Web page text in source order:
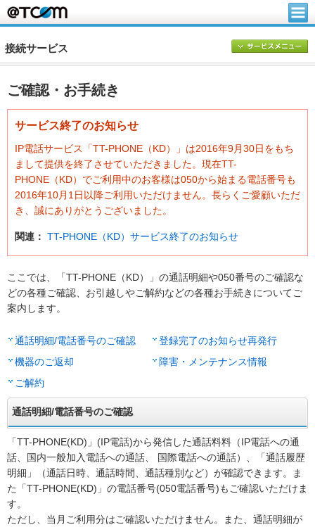
接続サービス
ご確認・お手続き
サービス終了のお知らせ
IP電話サービス「TT-PHONE（KD）」は2016年9月30日をもち
まして提供を終了させていただきました。現在TT-
PHONE（KD）でご利用中のお客様は050から始まる電話番号も
2016年10月1日以降ご利用いただけません。長らくご愛顧いただ
き、誠にありがとうございました。
関連： TT-PHONE（KD）サービス終了のお知らせ
ここでは、「TT-PHONE（KD）」の通話明細や050番号のご確認な
どの各種ご確認、お引越しやご解約などの各種お手続きについてご
案内します。
通話明細/電話番号のご確認
登録完了のお知らせ再発行
機器のご返却
障害・メンテナンス情報
ご解約
通話明細/電話番号のご確認
「TT-PHONE(KD)」(IP電話)から発信した通話料料（IP電話への通
話、国内一般加入電話への通話、 国際電話への通話）、「通話履歴
明細」（通話日時、通話時間、通話種別など）が確認できます。ま
た「TT-PHONE(KD)」の電話番号(050電話番号)もご確認いただけま
す。
ただし、当月ご利用分はご確認いただけません。また、通話明細が